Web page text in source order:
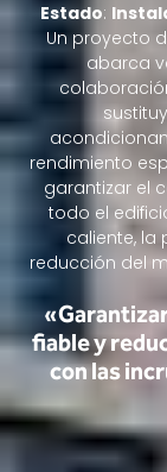
Estado:
Un proyecto
abarca
rendimiento
garantizar el
todo el
caliente, la
reducción del
fiable y
con las